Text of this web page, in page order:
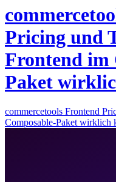
Pricing und
Frontend im
Paket
commercetools Frontend
Composable-Paket